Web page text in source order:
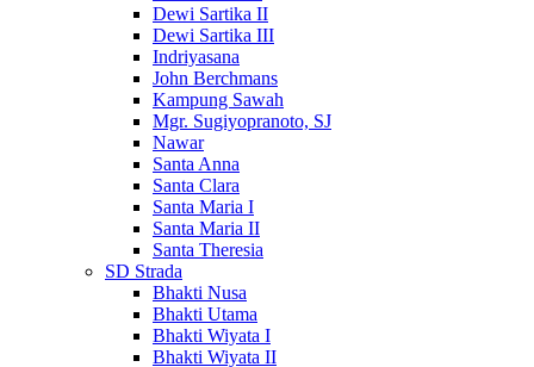
Dewi Sartika II
Dewi Sartika III
Indriyasana
John Berchmans
Kampung Sawah
Mgr. Sugiyopranoto, SJ
Nawar
Santa Anna
Santa Clara
Santa Maria I
Santa Maria II
Santa Theresia
SD Strada
Bhakti Nusa
Bhakti Utama
Bhakti Wiyata I
Bhakti Wiyata II